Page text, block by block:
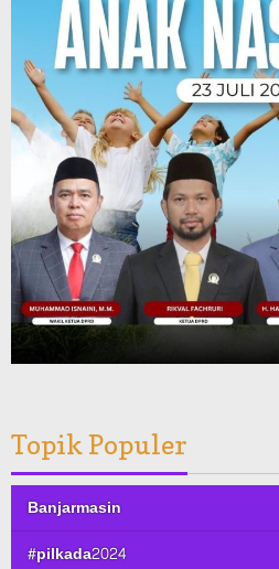
Topik Populer
Banjarmasin
#pilkada2024